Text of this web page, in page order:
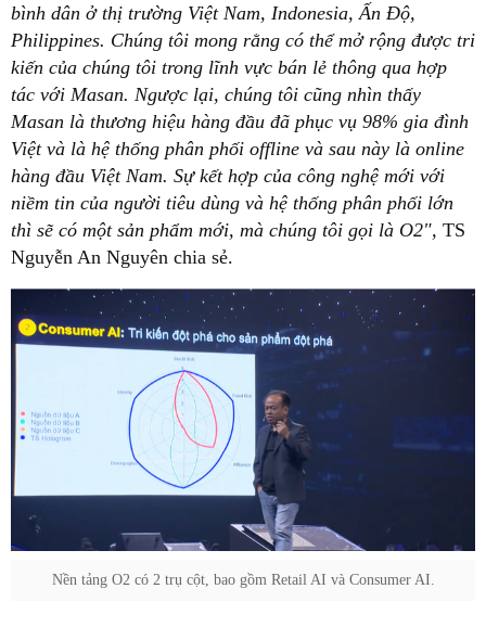
bình dân ở thị trường Việt Nam, Indonesia, Ấn Độ,
Philippines. Chúng tôi mong rằng có thể mở rộng được tri
kiến của chúng tôi trong lĩnh vực bán lẻ thông qua hợp
tác với Masan. Ngược lại, chúng tôi cũng nhìn thấy
Masan là thương hiệu hàng đầu đã phục vụ 98% gia đình
Việt và là hệ thống phân phối offline và sau này là online
hàng đầu Việt Nam. Sự kết hợp của công nghệ mới với
niềm tin của người tiêu dùng và hệ thống phân phối lớn
thì sẽ có một sản phẩm mới, mà chúng tôi gọi là O2", TS
Nguyễn An Nguyên chia sẻ.
Nền tảng O2 có 2 trụ cột, bao gồm Retail AI và Consumer AI.